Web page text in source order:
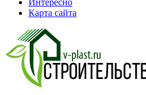
Интересно
Карта сайта